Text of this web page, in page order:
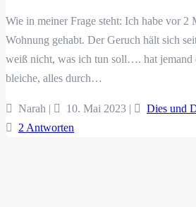
Wie in meiner Frage steht: Ich habe vor 2
Wohnung gehabt. Der Geruch hält sich
weiß nicht, was ich tun soll…. hat jemand
bleiche, alles durch…
Narah | 10. Mai 2023 | Dies und
2 Antworten